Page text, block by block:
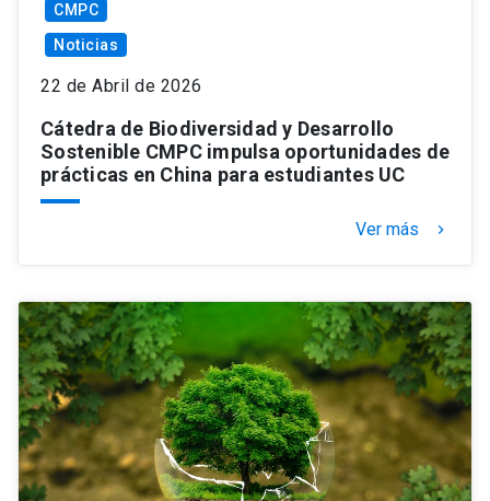
CMPC
Noticias
22 de Abril de 2026
Cátedra de Biodiversidad y Desarrollo
Sostenible CMPC impulsa oportunidades de
prácticas en China para estudiantes UC
Ver más keyboard_arrow_right